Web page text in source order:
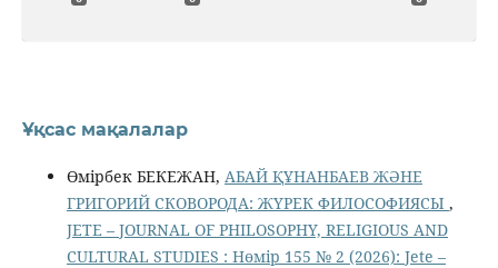
Ұқсас мақалалар
Өмірбек БЕКЕЖАН, АБАЙ ҚҰНАНБАЕВ ЖӘНЕ
ГРИГОРИЙ СКОВОРОДА: ЖҮРЕК ФИЛОСОФИЯСЫ ,
JETE – JОURNAL OF PHILOSOPHY, RELIGIOUS AND
CULTURAL STUDIES : Нөмір 155 № 2 (2026): Jete –